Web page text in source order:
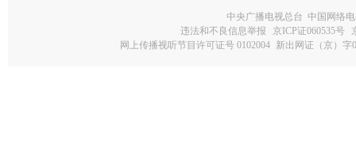
中央广播电视总台 中国网络
违法和不良信息举报
京ICP证060535号
网上传播视听节目许可证号 0102004 新出网证（京）